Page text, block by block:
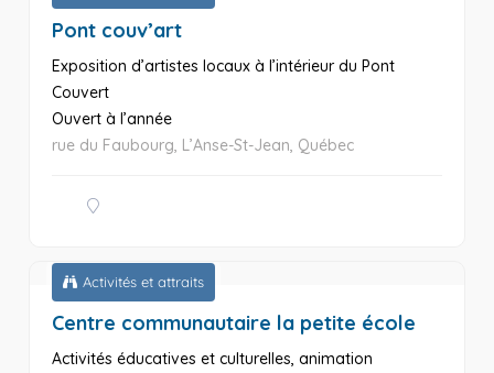
Pont couv’art
Exposition d’artistes locaux à l’intérieur du Pont
Couvert
Ouvert à l’année
rue du Faubourg, L’Anse-St-Jean, Québec
Activités et attraits
Centre communautaire la petite école
Activités éducatives et culturelles, animation